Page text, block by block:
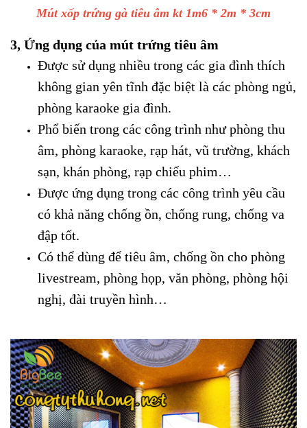
Mút xốp trứng gà tiêu âm kt 1m6 * 2m * 3cm
3, Ứng dụng của mút trứng tiêu âm
Được sử dụng nhiều trong các gia đình thích
không gian yên tĩnh đặc biệt là các phòng ngủ,
phòng karaoke gia đình.
Phổ biến trong các công trình như phòng thu
âm, phòng karaoke, rạp hát, vũ trường, khách
sạn, khán phòng, rạp chiếu phim…
Được ứng dụng trong các công trình yêu cầu
có khả năng chống ồn, chống rung, chống va
đập tốt.
Có thể dùng để tiêu âm, chống ồn cho phòng
livestream, phòng họp, văn phòng, phòng hội
nghị, đài truyền hình…